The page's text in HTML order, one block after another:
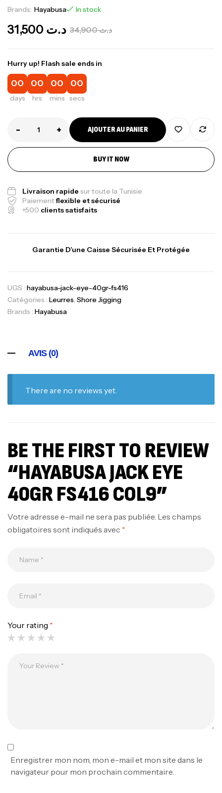
Brands: Hayabusa In stock
د.ت34,900 د.ت
Hurry up! Flash sale ends in
00
days
00
hrs
00
mins
00
secs
- + AJOUTER AU PANIER
BUY IT NOW
Livraison rapide sur toute la Tunisie
Paiementflexible et sécurisé
+500 clients satisfaits
Garantie D’une Caisse Sécurisée Et Protégée
UGS : hayabusa-jack-eye-40gr-fs416
Catégories : Leurres, Shore Jigging
Brands : Hayabusa
AVIS (0)
There are no reviews yet.
BE THE FIRST TO REVIEW
“HAYABUSA JACK EYE
40GR FS416 COL9”
Votre adresse e-mail ne sera pas publiée. Les champs
obligatoires sont indiqués avec *
Your rating *
Enregistrer mon nom, mon e-mail et mon site dans le
navigateur pour mon prochain commentaire.
1.83m 120/250gr 30kg
Bagagerie
د.ت
د.ت378,000